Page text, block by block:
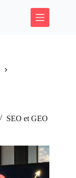
SEO et GEO